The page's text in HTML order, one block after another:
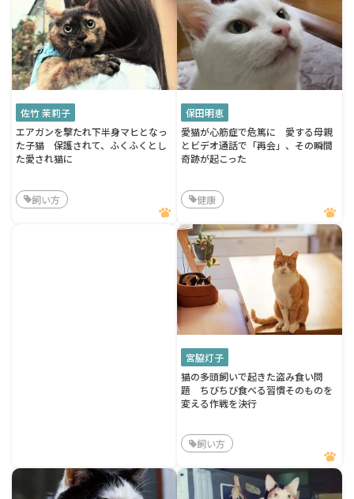
佐竹 茉莉子
エアガンを撃たれ下半身マヒとなっ
た子猫 保護されて、ふくふくとし
た愛され猫に
飼い方
保田明恵
愛猫が心筋症で危篤に 愛する母親
とビデオ通話で「再会」、その瞬間
奇跡が起こった
健康
宮脇灯子
猫の多頭飼いで起きた盗み食い問
題 ちびちび食べる習慣そのものを
変える作戦を決行
飼い方